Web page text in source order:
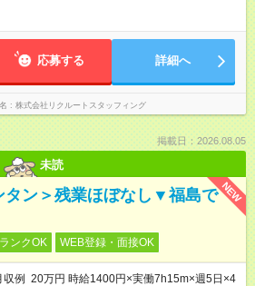
応募する 詳細へ
株式会社リクルートスタッフィング
掲載日：2026.08.05
未読
NEW
タン＞残業ほぼなし▼福島で
ンクOK WEB登録・面接OK
例 20万円 時給1400円×実働7h15m×週5日×4